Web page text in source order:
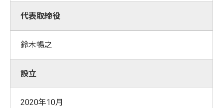
代表取締役
鈴木暢之
設立
2020年10月